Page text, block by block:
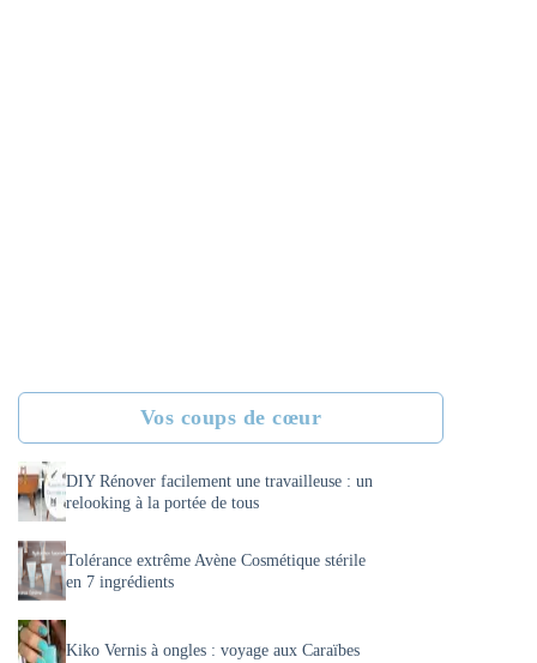
Vos coups de cœur
DIY Rénover facilement une travailleuse : un
relooking à la portée de tous
Tolérance extrême Avène Cosmétique stérile
en 7 ingrédients
Kiko Vernis à ongles : voyage aux Caraïbes